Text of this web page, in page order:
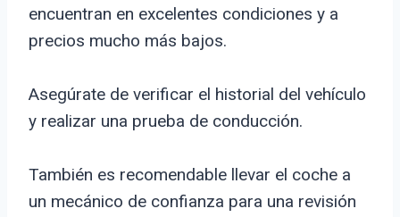
encuentran en excelentes condiciones y a
precios mucho más bajos.
Asegúrate de verificar el historial del vehículo
y realizar una prueba de conducción.
También es recomendable llevar el coche a
un mecánico de confianza para una revisión